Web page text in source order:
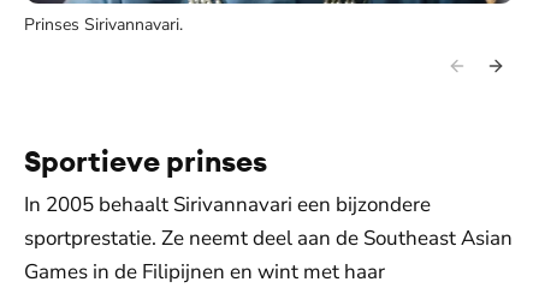
Prinses Sirivannavari.
Sportieve prinses
In 2005 behaalt Sirivannavari een bijzondere
sportprestatie. Ze neemt deel aan de Southeast Asian
Games in de Filipijnen en wint met haar